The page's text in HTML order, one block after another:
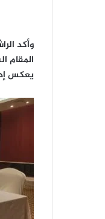
وأكد
المقام
يعكس